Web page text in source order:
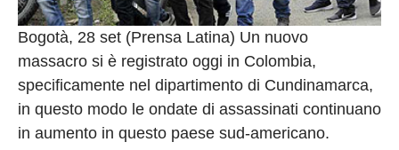
Bogotà, 28 set (Prensa Latina) Un nuovo
massacro si è registrato oggi in Colombia,
specificamente nel dipartimento di Cundinamarca,
in questo modo le ondate di assassinati continuano
in aumento in questo paese sud-americano.